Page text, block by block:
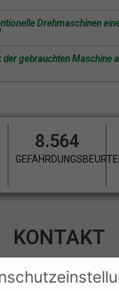
Drehmaschinen
der gebrauchten Maschine
8.564
KONTAKT